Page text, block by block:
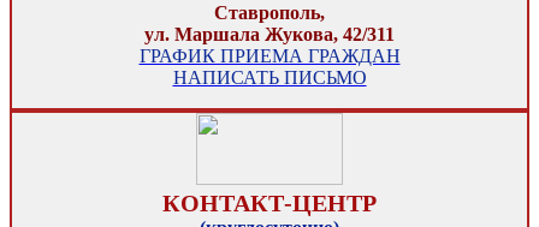
Ставрополь,
ул. Маршала Жукова, 42/311
ГРАФИК ПРИЕМА ГРАЖДАН
НАПИСАТЬ ПИСЬМО
КОНТАКТ-ЦЕНТР